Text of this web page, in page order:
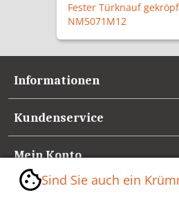
Fester Türknauf gekröpft
NM5071M12
Informationen
Kundenservice
Mein Konto
Referenzen
Sind Sie auch ein